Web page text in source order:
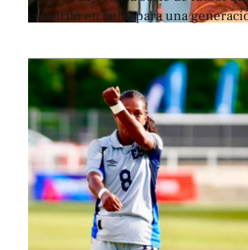
convirtió en culto para una